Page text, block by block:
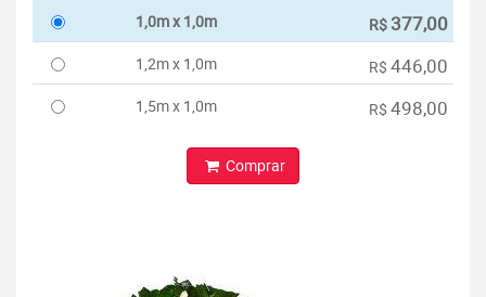
1,0m x 1,0m
R$ 377,00
1,2m x 1,0m R$ 446,00
1,5m x 1,0m R$ 498,00
Comprar